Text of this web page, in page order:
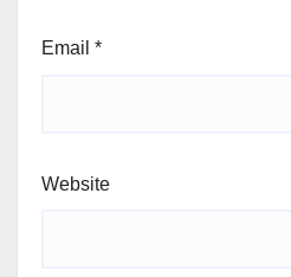
Email *
Website